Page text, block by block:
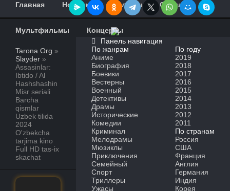
Главная Новинки Фильмы Сериалы
Мультфильмы Концерты
Tarona.Org »
Slayder »
Assasinlar:
Ibtido / Al
Hashshashin
Misr seriali
Barcha
qismlar
Uzbek tilida
2024
O'zbekcha
tarjima kino
Full HD tas-ix
skachat
Панель навигация
По жанрам
Аниме
Биография
Боевики
Вестерны
Военный
Детективы
Драмы
Исторические
Комедии
Криминал
Мелодрамы
Мюзиклы
Приключения
Семейный
Спорт
Триллеры
Ужасы
По году
2019
2018
2017
2016
2015
2014
2013
2012
2011
По странам
Россия
США
Франция
Англия
Германия
Индия
Корея